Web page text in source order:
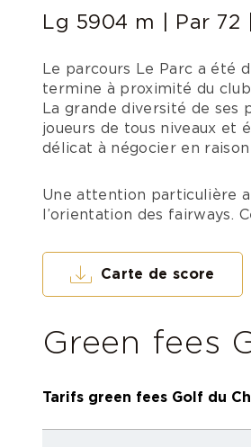
Lg 5904 m | Par 72
Le parcours Le Parc a été
termine à proximité du club
La grande diversité de ses
joueurs de tous niveaux et
délicat à négocier en
Une attention particulière
l’orientation des fairways.
Carte de score
Green fees
Tarifs green fees Golf du